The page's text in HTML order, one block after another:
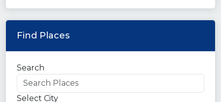
Find Places
Search
Select City